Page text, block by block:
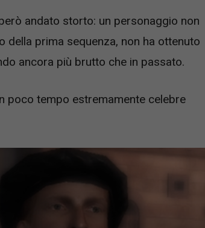
andato storto: un personaggio non
prima sequenza, non ha ottenuto
ancora più brutto che in passato.
poco tempo estremamente celebre